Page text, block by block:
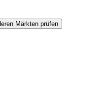
Märkten prüfen